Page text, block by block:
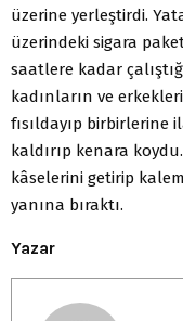
üzerine yerleştirdi.
üzerindeki sigara
saatlere kadar
kadınların ve
fısıldayıp birbirlerine
kaldırıp kenara
kâselerini getirip
yanına bıraktı.
Yazar